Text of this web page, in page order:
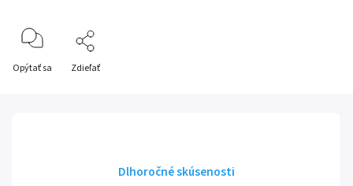
Opýtať sa Zdieľať
Dlhoročné skúsenosti